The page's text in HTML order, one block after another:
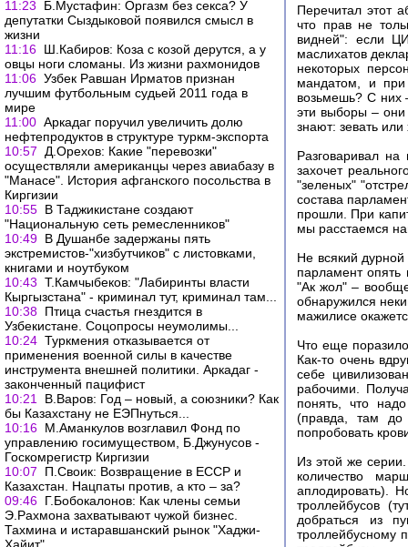
11:23
Б.Мустафин: Оргазм без секса? У
депутатки Сыздыковой появился смысл в
жизни
11:16 Ш.Кабиров: Коза с козой дерутся, а у
овцы ноги сломаны. Из жизни рахмонидов
11:06 Узбек Равшан Ирматов признан
лучшим футбольным судьей 2011 года в
мире
11:00 Аркадаг поручил увеличить долю
нефтепродуктов в структуре туркм-экспорта
10:57
Д.Орехов: Какие "перевозки"
осуществляли американцы через авиабазу в
"Манасе". История афганского посольства в
Киргизии
10:55 В Таджикистане создают
"Национальную сеть ремесленников"
10:49 В Душанбе задержаны пять
экстремистов-"хизбутчиков" с листовками,
книгами и ноутбуком
10:43 Т.Камчыбеков: "Лабиринты власти
Кыргызстана" - криминал тут, криминал там...
10:38 Птица счастья гнездится в
Узбекистане. Соцопросы неумолимы...
10:24 Туркмения отказывается от
применения военной силы в качестве
инструмента внешней политики. Аркадаг -
законченный пацифист
10:21
В.Варов: Год – новый, а союзники? Как
бы Казахстану не ЕЭПнуться...
10:16 М.Аманкулов возглавил Фонд по
управлению госимуществом, Б.Джунусов -
Госкомрегистр Киргизии
10:07
П.Своик: Возвращение в ЕССР и
Казахстан. Нацпаты против, а кто – за?
09:46 Г.Бобокалонов: Как члены семьи
Э.Рахмона захватывают чужой бизнес.
Тахмина и истаравшанский рынок "Хаджи-
Перечитал этот
что прав не
видней": если
маслихатов
некоторых
мандатом, и
возьмешь? С них
эти выборы –
знают: зевать или
Разговаривал
захочет
"зеленых"
состава
прошли. При
мы расстаемся
Не всякий
парламент опять
"Ак жол" –
обнаружился
мажилисе
Что еще
Как-то очень
себе
рабочими.
понять, что
(правда, там до
попробовать
Из этой же
количество
аплодировать).
троллейбусов
добраться из
троллейбусному